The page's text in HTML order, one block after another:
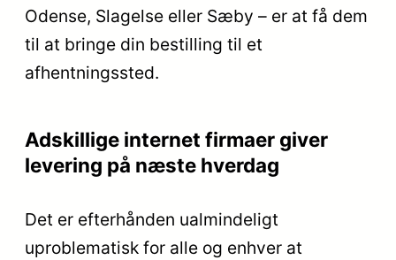
Odense, Slagelse eller Sæby – er at få dem
til at bringe din bestilling til et
afhentningssted.
Adskillige internet firmaer giver
levering på næste hverdag
Det er efterhånden ualmindeligt
uproblematisk for alle og enhver at